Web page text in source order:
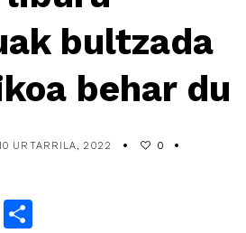
bultzada
behar du
URTARRILA, 2022 0
Email